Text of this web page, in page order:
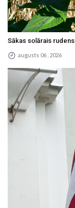
Sākas solārais rudens
augusts 06 , 2026